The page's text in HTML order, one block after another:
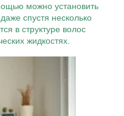
можно установить
спустя несколько
в структуре волос
жидкостях.